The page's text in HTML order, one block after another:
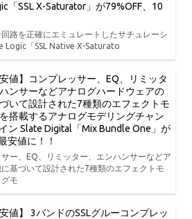
「SSL X-Saturator」が79%OFF、10
路を正確にエミュレートしたサチュレーシ
Logic「SSL Native X-Saturato
安値】コンプレッサー、EQ、リミッタ
ンサーなどアナログハードウェアの
いて設計された7種類のエフェクトモ
搭載するアナログモデリングチャン
ン Slate Digital「Mix Bundle One」が
安値に！！
サー、EQ、リミッター、エンハンサーなどア
基づいて設計された7種類のエフェクトモ
モ
安値】 3バンドのSSLグルーコンプレッ